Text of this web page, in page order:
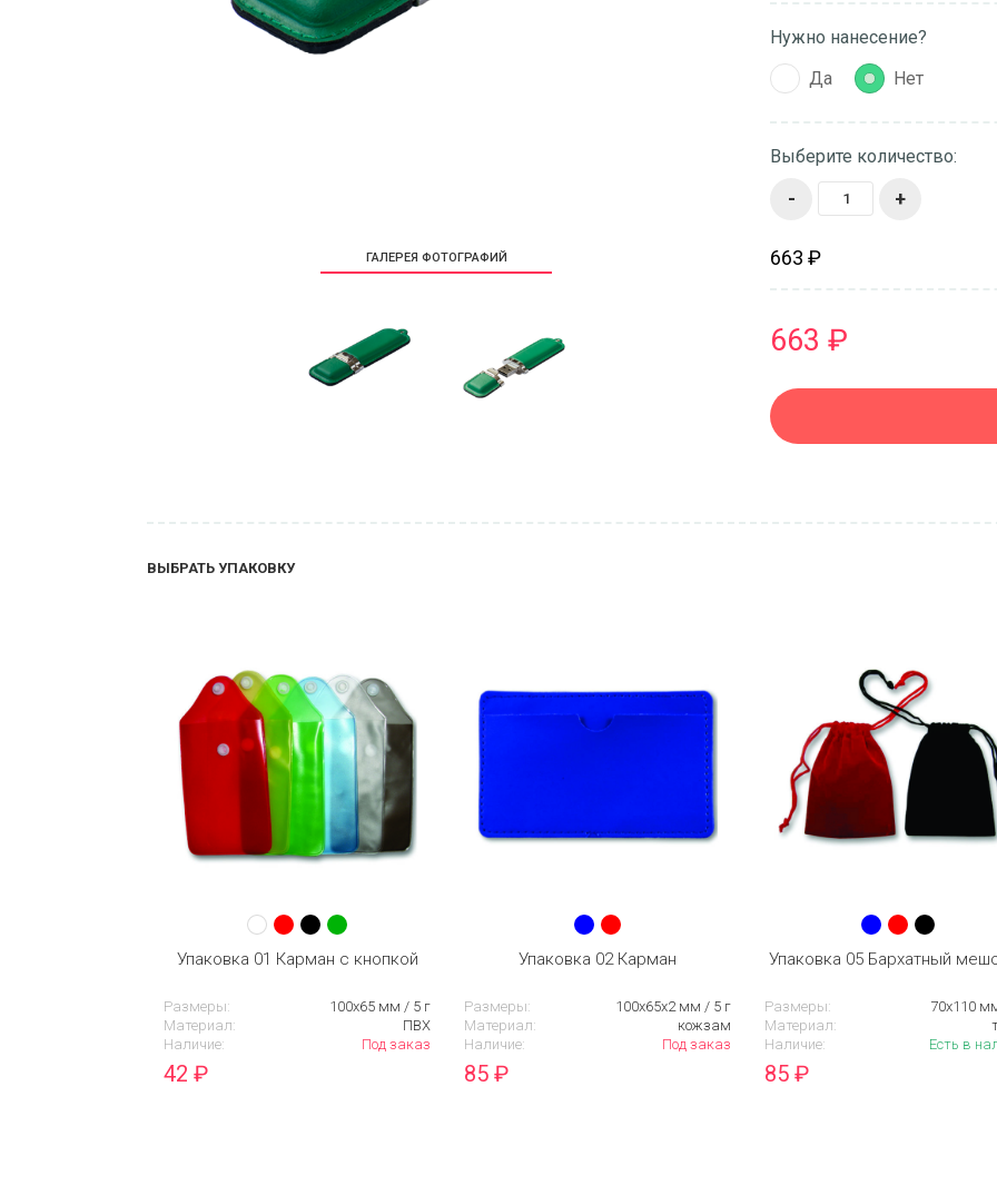
ГАЛЕРЕЯ ФОТОГРАФИЙ
Нужно нанесение?
Да
Нет
Выберите количество:
- +
663 ₽
663 ₽
ВЫБРАТЬ УПАКОВКУ
Упаковка 01 Карман с кнопкой
Размеры:
100х65 мм / 5 г
Материал:
ПВХ
Наличие:
Под заказ
42 ₽
Упаковка 02 Карман
Размеры:
100х65х2 мм / 5 г
Материал:
кожзам
Наличие:
Под заказ
85 ₽
Упаковка 05 Бархатный
Размеры:
70х110
Материал:
Наличие:
Есть в
85 ₽